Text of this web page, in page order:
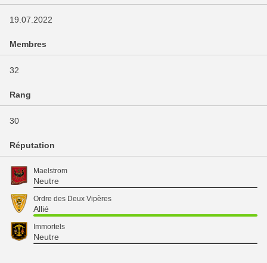
19.07.2022
Membres
32
Rang
30
Réputation
Maelstrom
Neutre
Ordre des Deux Vipères
Allié
Immortels
Neutre